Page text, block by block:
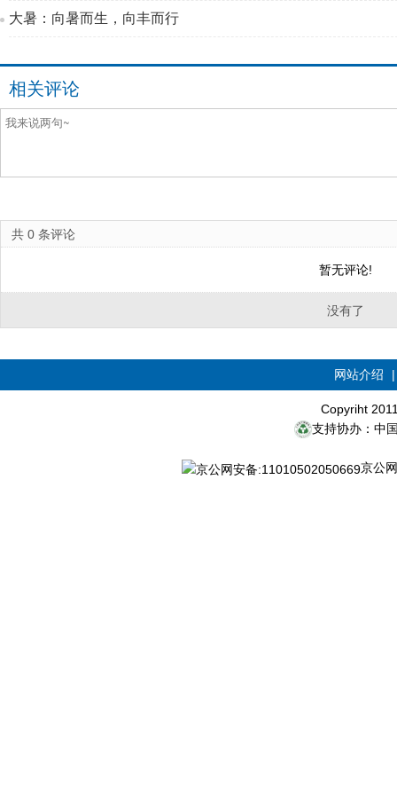
大暑：向暑而生，向丰而行
相关评论
共 0 条评论
暂无评论!
没有了
网站介绍
Copyriht
支持协办：中
京公